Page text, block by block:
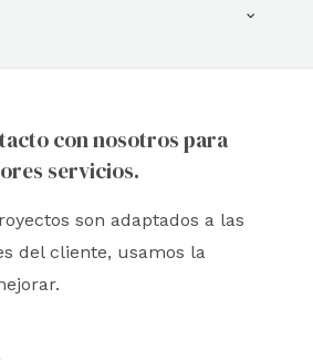
con nosotros para
servicios.
son adaptados a las
del cliente, usamos la